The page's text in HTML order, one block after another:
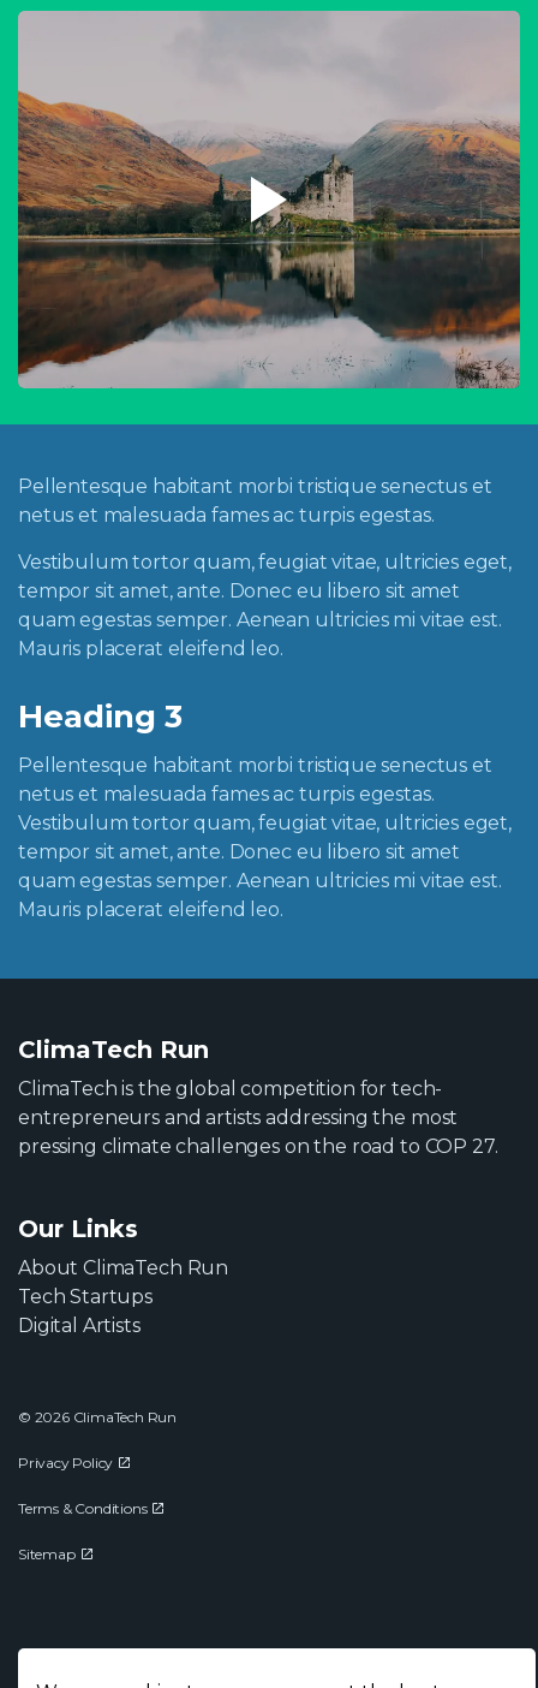
Pellentesque habitant morbi tristique senectus et
netus et malesuada fames ac turpis egestas.
Vestibulum tortor quam, feugiat vitae, ultricies eget,
tempor sit amet, ante. Donec eu libero sit amet
quam egestas semper. Aenean ultricies mi vitae est.
Mauris placerat eleifend leo.
Heading 3
Pellentesque habitant morbi tristique senectus et
netus et malesuada fames ac turpis egestas.
Vestibulum tortor quam, feugiat vitae, ultricies eget,
tempor sit amet, ante. Donec eu libero sit amet
quam egestas semper. Aenean ultricies mi vitae est.
Mauris placerat eleifend leo.
ClimaTech Run
ClimaTech is the global competition for tech-
entrepreneurs and artists addressing the most
pressing climate challenges on the road to COP 27.
Our Links
About ClimaTech Run
Tech Startups
Digital Artists
© 2026 ClimaTech Run
Privacy Policy
Terms & Conditions
Sitemap